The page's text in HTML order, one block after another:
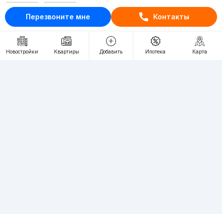
Перезвоните мне Контакты
Новостройки Квартиры Добавить Ипотека Карта
RU
Контакты